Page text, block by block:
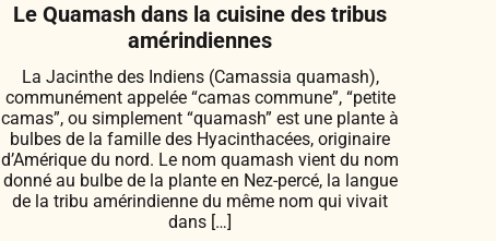
Le Quamash dans la cuisine des tribus
amérindiennes
La Jacinthe des Indiens (Camassia quamash),
communément appelée “camas commune”, “petite
camas”, ou simplement “quamash” est une plante à
bulbes de la famille des Hyacinthacées, originaire
d’Amérique du nord. Le nom quamash vient du nom
donné au bulbe de la plante en Nez-percé, la langue
de la tribu amérindienne du même nom qui vivait
dans […]